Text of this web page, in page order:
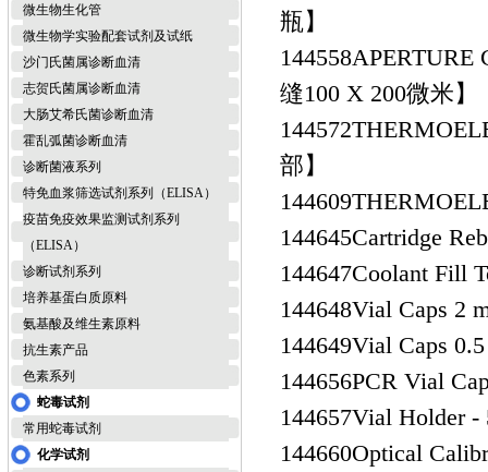
微生物生化管
微生物学实验配套试剂及试纸
沙门氏菌属诊断血清
志贺氏菌属诊断血清
大肠艾希氏菌诊断血清
霍乱弧菌诊断血清
诊断菌液系列
特免血浆筛选试剂系列（ELISA）
疫苗免疫效果监测试剂系列
（ELISA）
诊断试剂系列
培养基蛋白质原料
氨基酸及维生素原料
抗生素产品
色素系列
蛇毒试剂
常用蛇毒试剂
化学试剂
瓶】
144558APERTURE
缝100 X 200微米】
144572
部】
144609
144645Cartridge
144647Coolant Fill
144648Vial Caps 2
144649Vial Caps
144656PCR Vial
144657Vial Holder -
144660Optical